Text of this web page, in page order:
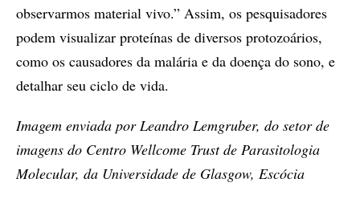
observarmos material vivo.” Assim, os pesquisadores
podem visualizar proteínas de diversos protozoários,
como os causadores da malária e da doença do sono, e
detalhar seu ciclo de vida.
Imagem enviada por Leandro Lemgruber, do setor de
imagens do Centro Wellcome Trust de Parasitologia
Molecular, da Universidade de Glasgow, Escócia